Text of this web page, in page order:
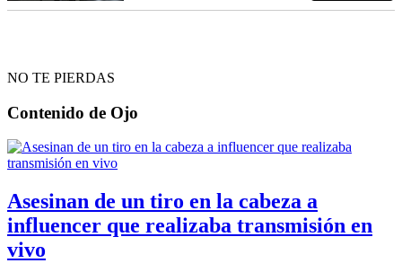
NO TE PIERDAS
Contenido de Ojo
Asesinan de un tiro en la cabeza a
influencer que realizaba transmisión en
vivo